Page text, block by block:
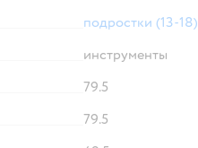
подростки (13-18)
инструменты
79.5
79.5